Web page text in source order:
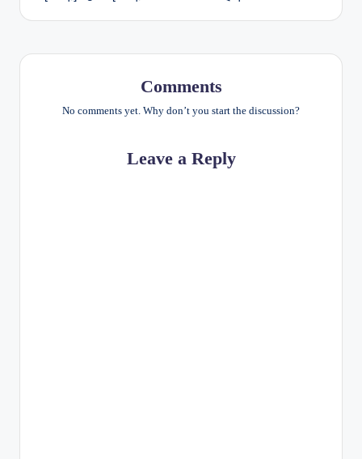
Comments
No comments yet. Why don’t you start the discussion?
Leave a Reply